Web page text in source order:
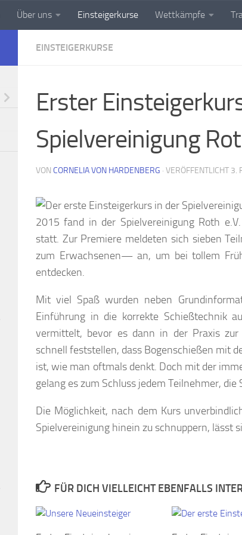
Über uns Einsteigerkurse Wettkämpfe
EINSTEIGERKURSE
Erster
Spielvereinigung
VON CORNELIA VON HARDENBERG · VERÖFFENTLICHT 3.
2015 fand in der Spielvereinigung Roth
statt. Zur Premiere meldeten sich sieben
zum Erwachsenen— an, um bei tollem
entdecken.
Mit viel Spaß wurden neben
Einführung in die korrekte Schießtechnik
vermittelt, bevor es dann in der Praxis
schnell feststellen, dass Bogenschießen mit
ist, wie man oftmals denkt. Doch mit der
gelang es zum Schluss jedem Teilnehmer,
Die Möglichkeit, nach dem Kurs
Spielvereinigung hinein zu schnuppern, lässt
FÜR DICH VIELLEICHT EBENFALLS